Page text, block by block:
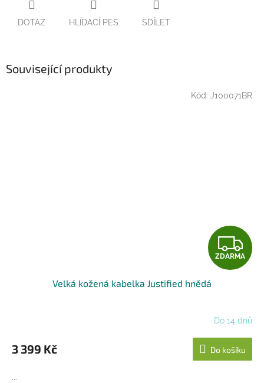
DOTAZ HLÍDACÍ PES SDÍLET
Související produkty
Z
D
R
M
A
ZDARMA
Velká kožená kabelka Justified hnědá
Do 14 dnů
3 399 Kč Do košíku
...
Kód: J100071BR